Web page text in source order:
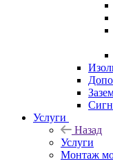
Услуги
Назад
Услуги
Монтаж